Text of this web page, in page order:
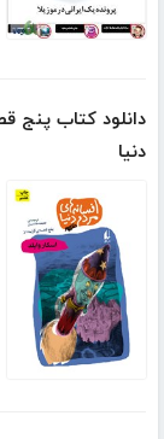
دانلود کتاب پنج
دنیا